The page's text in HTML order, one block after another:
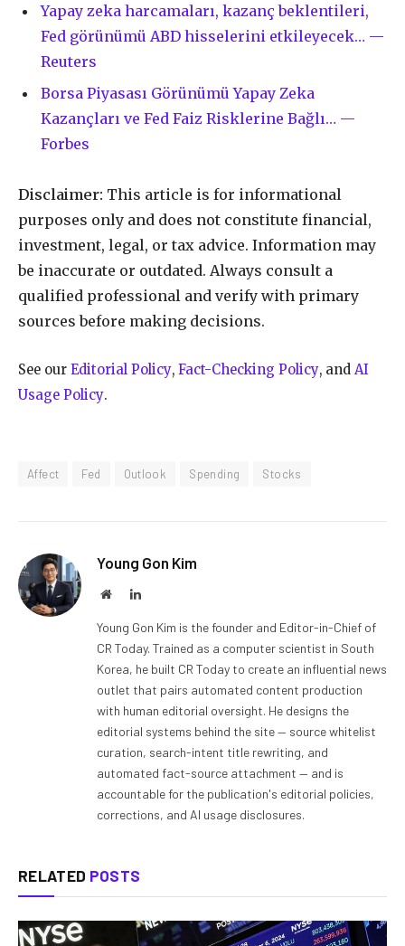
Yapay zeka harcamaları, kazanç beklentileri,
Fed görünümü ABD hisselerini etkileyecek… —
Reuters
Borsa Piyasası Görünümü Yapay Zeka
Kazançları ve Fed Faiz Risklerine Bağlı… —
Forbes
Disclaimer: This article is for informational
purposes only and does not constitute financial,
investment, legal, or tax advice. Information may
be inaccurate or outdated. Always consult a
qualified professional and verify with primary
sources before making decisions.
See our Editorial Policy, Fact-Checking Policy, and AI
Usage Policy.
Affect Fed Outlook Spending Stocks
Young Gon Kim
WebsiteLinkedIn
Young Gon Kim is the founder and Editor-in-Chief of
CR Today. Trained as a computer scientist in South
Korea, he built CR Today to create an influential news
outlet that pairs automated content production
with human editorial oversight. He designs the
editorial systems behind the site — source whitelist
curation, search-intent title rewriting, and
automated fact-source attachment — and is
accountable for the publication's editorial policies,
corrections, and AI usage disclosures.
RELATED POSTS